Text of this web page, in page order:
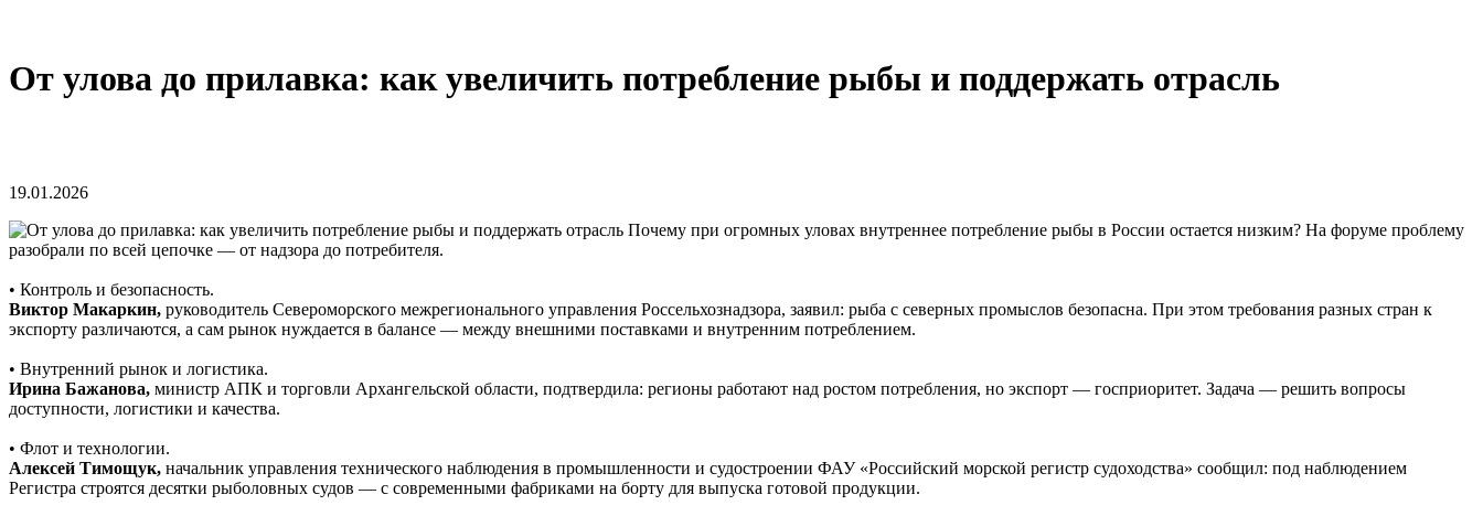
От улова до прилавка: как увеличить потребление рыбы и поддержать отрасль
19.01.2026
Почему при огромных уловах внутреннее потребление рыбы в России остается низким? На форуме проблему
разобрали по всей цепочке — от надзора до потребителя.
• Контроль и безопасность.
Виктор Макаркин, руководитель Североморского межрегионального управления Россельхознадзора, заявил: рыба с северных промыслов безопасна. При этом требования разных стран к
экспорту различаются, а сам рынок нуждается в балансе — между внешними поставками и внутренним потреблением.
• Внутренний рынок и логистика.
Ирина Бажанова, министр АПК и торговли Архангельской области, подтвердила: регионы работают над ростом потребления, но экспорт — госприоритет. Задача — решить вопросы
доступности, логистики и качества.
• Флот и технологии.
Алексей Тимощук, начальник управления технического наблюдения в промышленности и судостроении ФАУ «Российский морской регистр судоходства» сообщил: под наблюдением
Регистра строятся десятки рыболовных судов — с современными фабриками на борту для выпуска готовой продукции.